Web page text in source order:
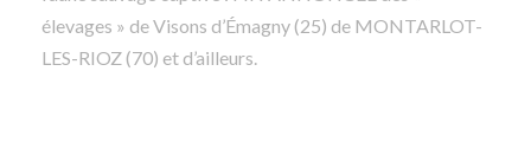
élevages » de Visons d’Émagny (25) de MONTARLOT-
LES-RIOZ (70) et d’ailleurs.